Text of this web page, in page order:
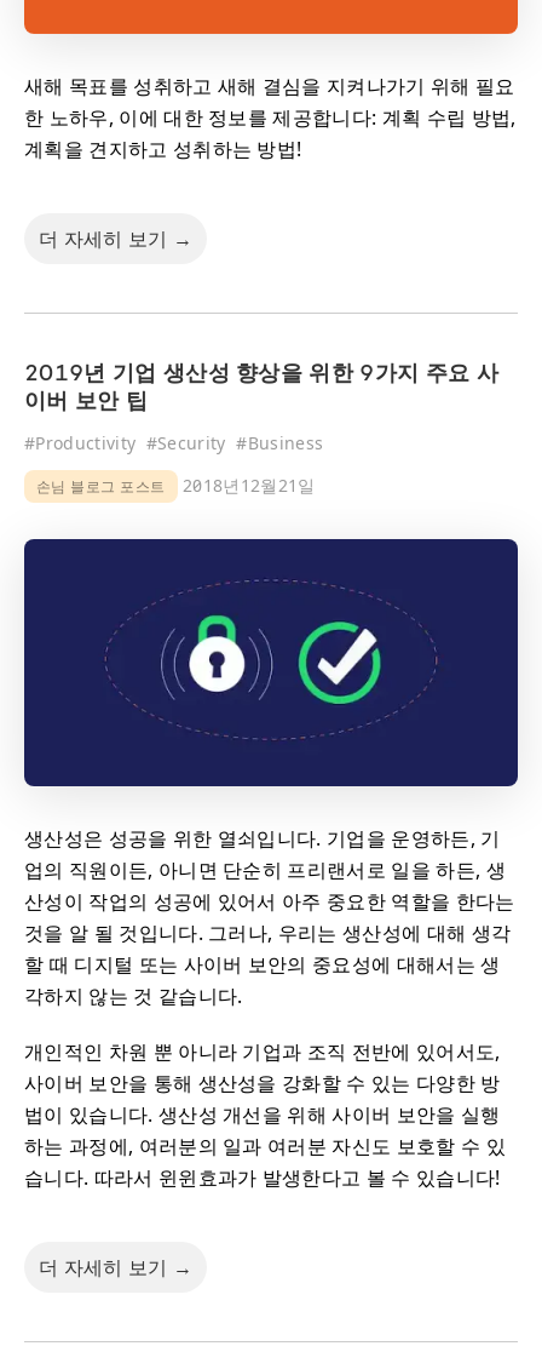
새해 목표를 성취하고 새해 결심을 지켜나가기 위해 필요
한 노하우, 이에 대한 정보를 제공합니다: 계획 수립 방법,
계획을 견지하고 성취하는 방법!
더 자세히 보기 →
2019년 기업 생산성 향상을 위한 9가지 주요 사
이버 보안 팁
#Productivity #Security #Business
손님 블로그 포스트 2018년12월21일
생산성은 성공을 위한 열쇠입니다. 기업을 운영하든, 기
업의 직원이든, 아니면 단순히 프리랜서로 일을 하든, 생
산성이 작업의 성공에 있어서 아주 중요한 역할을 한다는
것을 알 될 것입니다. 그러나, 우리는 생산성에 대해 생각
할 때 디지털 또는 사이버 보안의 중요성에 대해서는 생
각하지 않는 것 같습니다.
개인적인 차원 뿐 아니라 기업과 조직 전반에 있어서도,
사이버 보안을 통해 생산성을 강화할 수 있는 다양한 방
법이 있습니다. 생산성 개선을 위해 사이버 보안을 실행
하는 과정에, 여러분의 일과 여러분 자신도 보호할 수 있
습니다. 따라서 윈윈효과가 발생한다고 볼 수 있습니다!
더 자세히 보기 →